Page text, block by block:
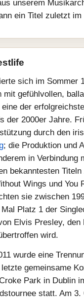
unserem
ein Titel zuletzt
sich im Sommer
mit gefühlvollen,
der
der 2000er Jahre.
durch den
; die Produktion und
in Verbindung
bekanntesten
Wings und You
sie zwischen
Platz 1 der
Elvis Presley, den
wird.
wurde eine
gemeinsame
Park in Dublin
statt. Am 3.